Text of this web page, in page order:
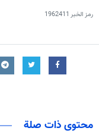
رمز الخبر 1962411
محتوى ذات صلة